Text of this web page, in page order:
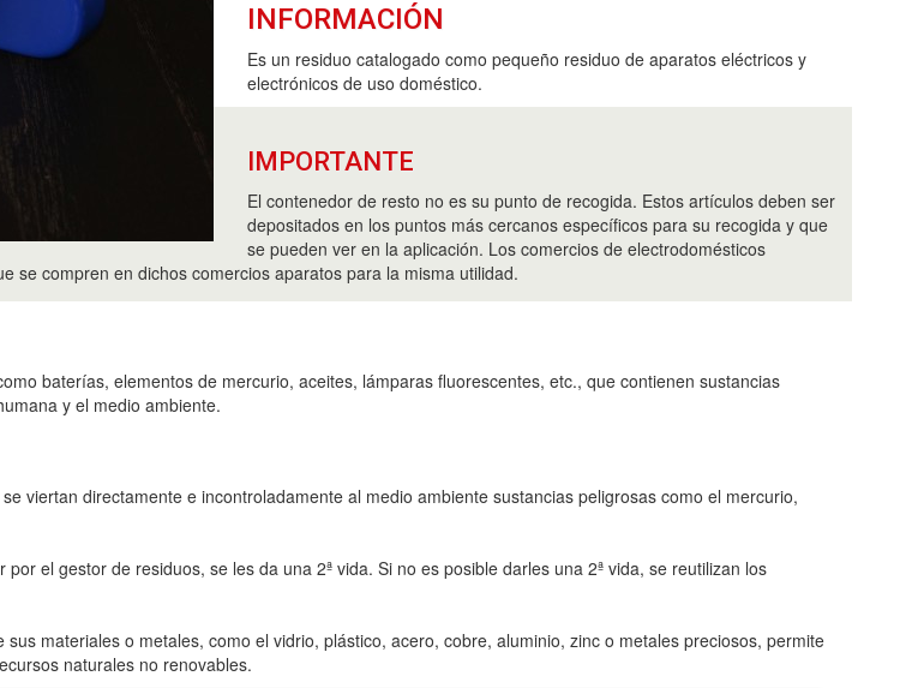
INFORMACIÓN
Es un residuo catalogado como pequeño residuo de aparatos eléctricos y
electrónicos de uso doméstico.
IMPORTANTE
El contenedor de resto no es su punto de recogida. Estos artículos deben ser
depositados en los puntos más cercanos específicos para su recogida y que
se pueden ver en la aplicación. Los comercios de electrodomésticos
se compren en dichos comercios aparatos para la misma utilidad.
baterías, elementos de mercurio, aceites, lámparas fluorescentes, etc., que contienen sustancias
y el medio ambiente.
viertan directamente e incontroladamente al medio ambiente sustancias peligrosas como el mercurio,
el gestor de residuos, se les da una 2ª vida. Si no es posible darles una 2ª vida, se reutilizan los
materiales o metales, como el vidrio, plástico, acero, cobre, aluminio, zinc o metales preciosos, permite
naturales no renovables.